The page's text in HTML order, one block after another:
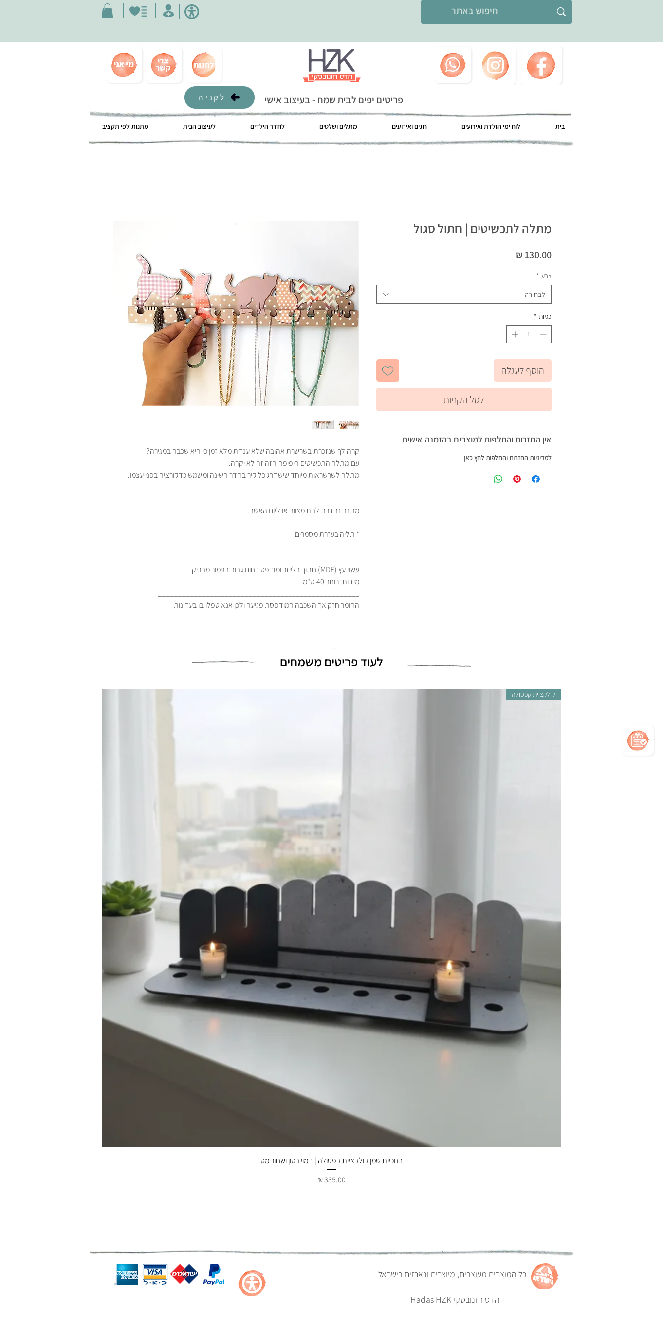
פריטים יפים לבית שמח - בעיצוב אישי לקניה
בית לוח ימי הולדת ואירועים חגים ואירועים מתלים ושלטים לחדר הילדים לעיצוב הבית מתנות לפי תקציב
קרה לך שנזכרת בשרשרת אהובה שלא ענדת מלא זמן כי היא שכבה במגירה?
עם מתלה התכשיטים היפיפה הזה זה לא יקרה.
מתלה לשרשראות מיוחד שישדרג כל קיר בחדר השינה ומשמש כדקורציה בפני עצמו.
מתנה נהדרת לבת מצווה או ליום האשה.
* תליה בעזרת מסמרים
עשוי עץ (MDF) חתוך בלייזר ומודפס בחום גבוה בגימור מבריק
מידות: רוחב 40 ס"מ
החומר חזק אך השכבה המודפסת פגיעה ולכן אנא טפלו בו בעדינות
מתלה לתכשיטים | חתול סגול
‏130.00 ‏₪
צבע *
לבחירה
כמות *
הוסף לעגלה
לסל הקניות
אין החזרות והחלפות למוצרים בהזמנה אישית
למדיניות החזרות והחלפות לחץ כאן
לעוד פריטים משמחים
תצוגה מהירה
קולקציית קפסולה
חנוכיית שמן קולקציית קפסולה | דמוי בטון ושחור מט
מחיר
כל המוצרים מעוצבים, מיוצרים ונארזים בישראל